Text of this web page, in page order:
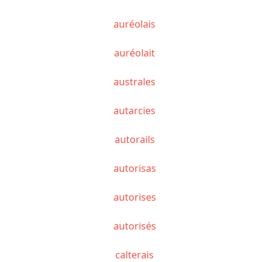
auréolais
auréolait
australes
autarcies
autorails
autorisas
autorises
autorisés
calterais